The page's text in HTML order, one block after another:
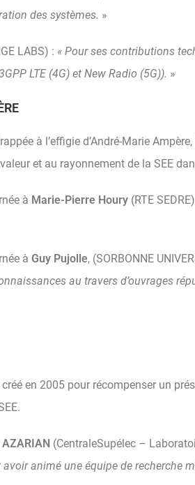
des systèmes. »
LABS) : « Pour ses contributions
LTE (4G) et New Radio (5G)). »
à l’effigie d’André‐Marie
et au rayonnement de la SEE
à Marie-Pierre Houry (RTE
à Guy Pujolle, (SORBONNE
au travers d’ouvrages
créé en 2005 pour récompenser un
(CentraleSupélec –
animé une équipe de recherche